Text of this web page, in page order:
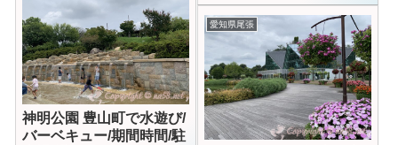
神明公園 豊山町で水遊び/
バーベキュー/期間時間/駐
愛知県尾張